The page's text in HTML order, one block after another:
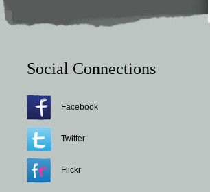
Social Connections
Facebook
Twitter
Flickr